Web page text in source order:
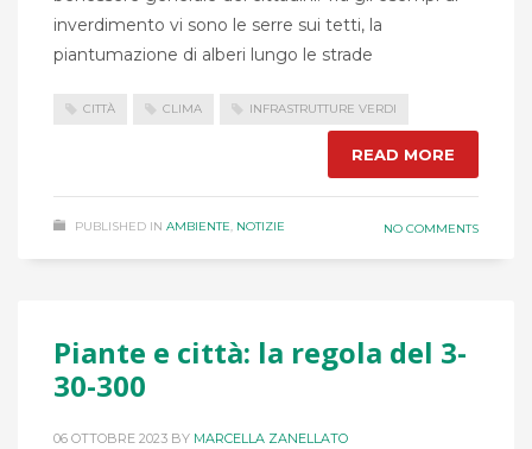
inverdimento vi sono le serre sui tetti, la
piantumazione di alberi lungo le strade
CITTÀ CLIMA INFRASTRUTTURE VERDI
READ MORE
PUBLISHED IN AMBIENTE, NOTIZIE NO COMMENTS
Piante e città: la regola del 3-
30-300
06 OTTOBRE 2023 BY MARCELLA ZANELLATO